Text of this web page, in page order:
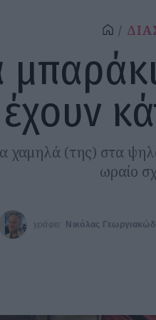
έχουν
χαμηλά (της) στα
ωραίο
γράφει: Νικόλας